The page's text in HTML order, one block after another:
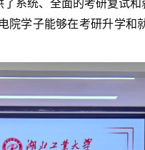
系统、全面的考研复试
院学子能够在考研升学和